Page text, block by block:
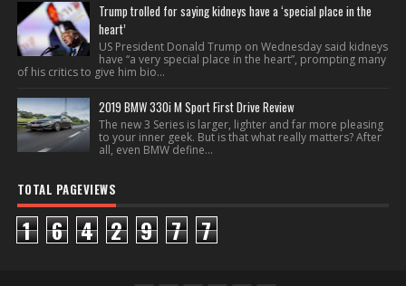
Trump trolled for saying kidneys have a ‘special place in the
heart’
US President Donald Trump on Wednesday said kidneys
have “a very special place in the heart”, prompting many
of his critics to give him bio...
2019 BMW 330i M Sport First Drive Review
The new 3 Series is larger, lighter and far more pleasing
to your inner geek. But is that what really matters? After
all, even BMW define...
TOTAL PAGEVIEWS
1 6 4 2 9 7 7